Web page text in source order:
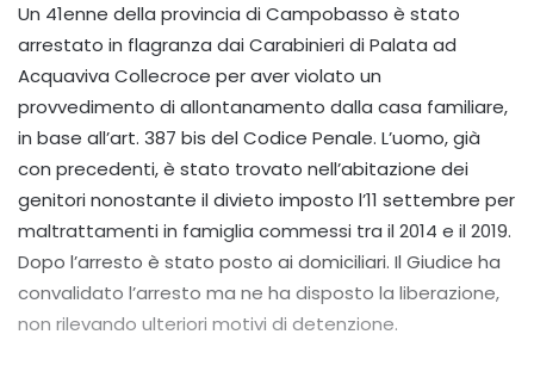
Un 41enne della provincia di Campobasso è stato
arrestato in flagranza dai Carabinieri di Palata ad
Acquaviva Collecroce per aver violato un
provvedimento di allontanamento dalla casa familiare,
in base all’art. 387 bis del Codice Penale. L’uomo, già
con precedenti, è stato trovato nell’abitazione dei
genitori nonostante il divieto imposto l’11 settembre per
maltrattamenti in famiglia commessi tra il 2014 e il 2019.
Dopo l’arresto è stato posto ai domiciliari. Il Giudice ha
convalidato l’arresto ma ne ha disposto la liberazione,
non rilevando ulteriori motivi di detenzione.